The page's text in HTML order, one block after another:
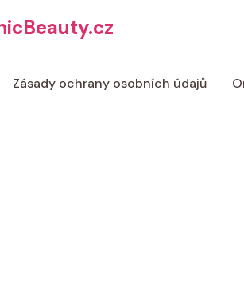
Zásady ochrany osobních údajů